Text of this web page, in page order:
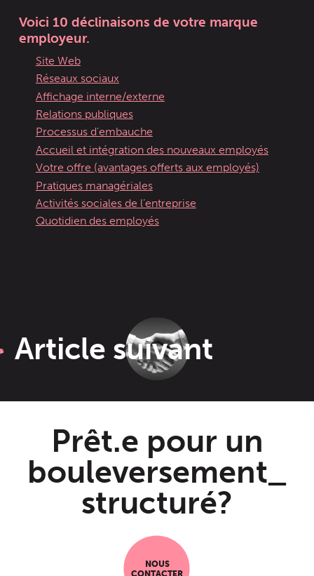
Voici 10 déclinaisons de votre marque
employeur.
Site Web
Réseaux sociaux
Affichage interne/externe
Relations publiques
Processus d’embauche
Accueil et intégration des nouveaux employés
Votre offre (avantages offerts aux employés)
Pratiques managériales
Activités sociales de l’entreprise
Quotidien des employés
Article suivant
Prêt.e pour un
bouleversement_
structuré?
NOUS
CONTACTER